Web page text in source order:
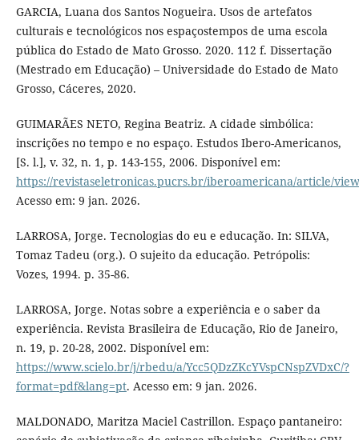
GARCIA, Luana dos Santos Nogueira. Usos de artefatos
culturais e tecnológicos nos espaçostempos de uma escola
pública do Estado de Mato Grosso. 2020. 112 f. Dissertação
(Mestrado em Educação) – Universidade do Estado de Mato
Grosso, Cáceres, 2020.
GUIMARÃES NETO, Regina Beatriz. A cidade simbólica:
inscrições no tempo e no espaço. Estudos Ibero-Americanos,
[S. l.], v. 32, n. 1, p. 143-155, 2006. Disponível em:
https://revistaseletronicas.pucrs.br/iberoamericana/article/
Acesso em: 9 jan. 2026.
LARROSA, Jorge. Tecnologias do eu e educação. In: SILVA,
Tomaz Tadeu (org.). O sujeito da educação. Petrópolis:
Vozes, 1994. p. 35-86.
LARROSA, Jorge. Notas sobre a experiência e o saber da
experiência. Revista Brasileira de Educação, Rio de Janeiro,
n. 19, p. 20-28, 2002. Disponível em:
https://www.scielo.br/j/rbedu/a/Ycc5QDzZKcYVspCNspZVDxC/?
format=pdf&lang=pt. Acesso em: 9 jan. 2026.
MALDONADO, Maritza Maciel Castrillon. Espaço pantaneiro: